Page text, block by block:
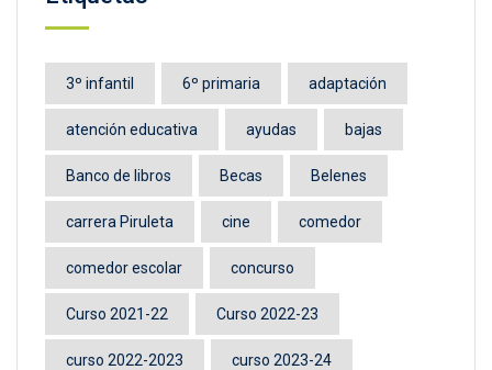
3º infantil 6º primaria adaptación
atención educativa ayudas bajas
Banco de libros Becas Belenes
carrera Piruleta cine comedor
comedor escolar concurso
Curso 2021-22 Curso 2022-23
curso 2022-2023 curso 2023-24